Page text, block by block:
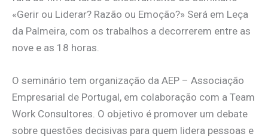
«Gerir ou Liderar? Razão ou Emoção?» Será em Leça
da Palmeira, com os trabalhos a decorrerem entre as
nove e as 18 horas.
O seminário tem organização da AEP – Associação
Empresarial de Portugal, em colaboração com a Team
Work Consultores. O objetivo é promover um debate
sobre questões decisivas para quem lidera pessoas e